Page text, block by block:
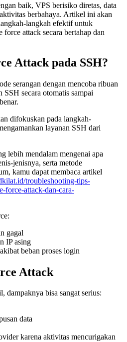
baik, VPS berisiko diretas, data
berbahaya. Artikel ini akan
langkah efektif untuk
attack secara bertahap dan
Attack pada SSH?
serangan dengan mencoba ribuan
secara otomatis sampai
difokuskan pada langkah-
layanan SSH dari
lebih mendalam mengenai apa
jenisnya, serta metode
kamu dapat membaca artikel
troubleshooting-tips-
force-attack-dan-cara-
gagal
IP asing
beban proses login
Attack
dampaknya bisa sangat serius:
data
karena aktivitas mencurigakan